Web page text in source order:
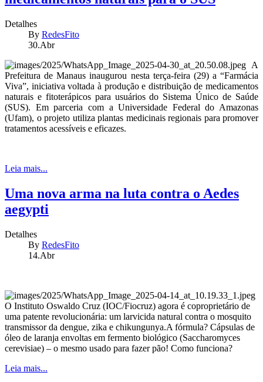
Detalhes
By RedesFito
30.Abr
A
Prefeitura de Manaus inaugurou nesta terça-feira (29) a “Farmácia
Viva”, iniciativa voltada à produção e distribuição de medicamentos
naturais e fitoterápicos para usuários do Sistema Único de Saúde
(SUS). Em parceria com a Universidade Federal do Amazonas
(Ufam), o projeto utiliza plantas medicinais regionais para promover
tratamentos acessíveis e eficazes.
Leia mais...
Uma nova arma na luta contra o Aedes
aegypti
Detalhes
By RedesFito
14.Abr
O Instituto Oswaldo Cruz (IOC/Fiocruz) agora é coproprietário de
uma patente revolucionária: um larvicida natural contra o mosquito
transmissor da dengue, zika e chikungunya.A fórmula? Cápsulas de
óleo de laranja envoltas em fermento biológico (Saccharomyces
cerevisiae) – o mesmo usado para fazer pão! Como funciona?
Leia mais...